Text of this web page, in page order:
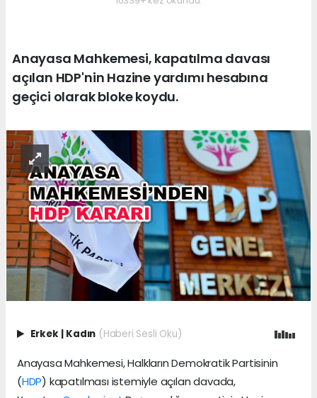
Anayasa Mahkemesi, kapatılma davası
açılan HDP'nin Hazine yardımı hesabına
geçici olarak bloke koydu.
Erkek Kadın (Haberi Sesli Oku)
Anayasa Mahkemesi, Halkların Demokratik Partisinin
(HDP) kapatılması istemiyle açılan davada,